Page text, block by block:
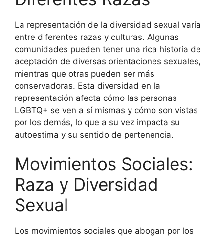
La representación de la diversidad sexual varía
entre diferentes razas y culturas. Algunas
comunidades pueden tener una rica historia de
aceptación de diversas orientaciones sexuales,
mientras que otras pueden ser más
conservadoras. Esta diversidad en la
representación afecta cómo las personas
LGBTQ+ se ven a sí mismas y cómo son vistas
por los demás, lo que a su vez impacta su
autoestima y su sentido de pertenencia.
Movimientos Sociales:
Raza y Diversidad
Sexual
Los movimientos sociales que abogan por los